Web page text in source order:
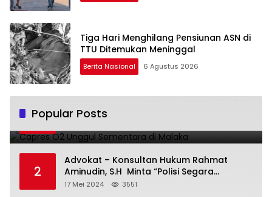
Tiga Hari Menghilang Pensiunan ASN di
TTU Ditemukan Meninggal
Berita Nasional 6 Agustus 2026
Popular Posts
1 Capres O2 Unggul Sementara di Malaka
2
Advokat – Konsultan Hukum Rahmat
Aminudin, S.H Minta “Polisi Segara
Tuntaskan Kasus Vina”
17 Mei 2024 3551